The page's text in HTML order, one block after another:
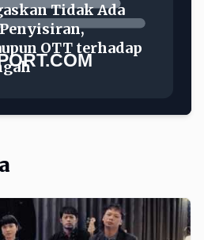
Tidak Ada
OTT terhadap